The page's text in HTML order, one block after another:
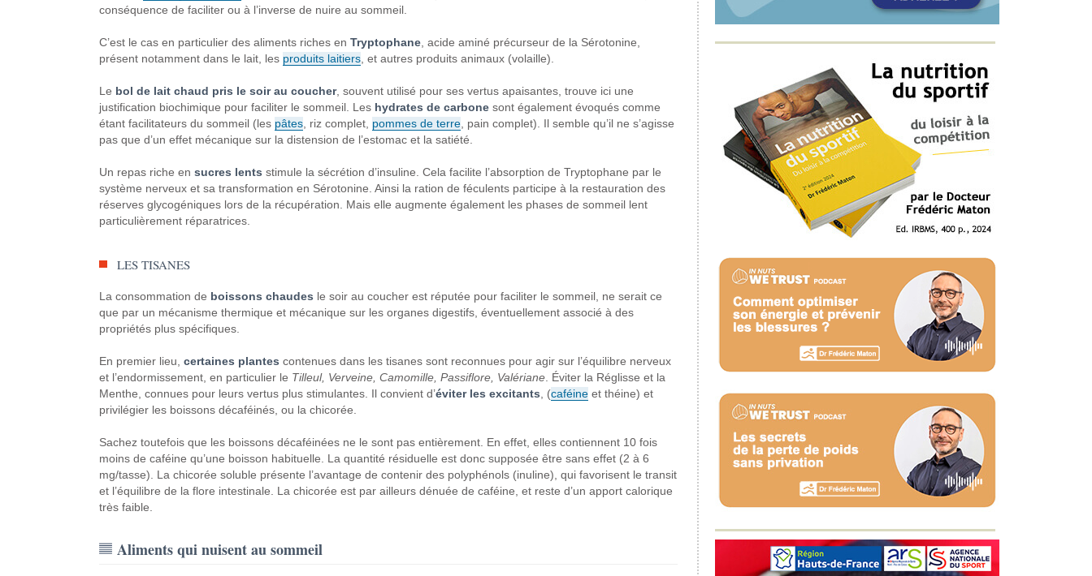
conséquence de faciliter ou à l’inverse de nuire au sommeil.
C’est le cas en particulier des aliments riches en Tryptophane, acide aminé précurseur de la Sérotonine,
présent notamment dans le lait, les produits laitiers, et autres produits animaux (volaille).
Le bol de lait chaud pris le soir au coucher, souvent utilisé pour ses vertus apaisantes, trouve ici une
justification biochimique pour faciliter le sommeil. Les hydrates de carbonesont également évoqués comme
étant facilitateurs du sommeil (les pâtes, riz complet, pommes de terre, pain complet). Il semble qu’il ne s’agisse
pas que d’un effet mécanique sur la distension de l’estomac et la satiété.
Un repas riche en sucres lents stimule la sécrétion d’insuline. Cela facilite l’absorption de Tryptophane par le
système nerveux et sa transformation en Sérotonine. Ainsi la ration de féculents participe à la restauration des
réserves glycogéniques lors de la récupération. Mais elle augmente également les phases de sommeil lent
particulièrement réparatrices.
LES TISANES
La consommation de boissons chaudes le soir au coucher est réputée pour faciliter le sommeil, ne serait ce
que par un mécanisme thermique et mécanique sur les organes digestifs, éventuellement associé à des
propriétés plus spécifiques.
En premier lieu, certaines plantes contenues dans les tisanes sont reconnues pour agir sur l’équilibre nerveux
et l’endormissement, en particulier le Tilleul, Verveine, Camomille, Passiflore, Valériane. Éviter la Réglisse et la
Menthe, connues pour leurs vertus plus stimulantes. Il convient d’éviter les excitants , (caféineet théine) et
privilégier les boissons décaféinés, ou la chicorée.
Sachez toutefois que les boissons décaféinées ne le sont pas entièrement. En effet, elles contiennent 10 fois
moins de caféine qu’une boisson habituelle. La quantité résiduelle est donc supposée être sans effet (2 à 6
mg/tasse). La chicorée soluble présente l’avantage de contenir des polyphénols (inuline), qui favorisent le transit
et l’équilibre de la flore intestinale. La chicorée est par ailleurs dénuée de caféine, et reste d’un apport calorique
très faible.
Aliments qui nuisent au sommeil